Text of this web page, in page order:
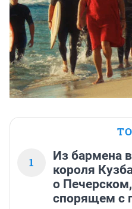
1
Из бармена
короля
о
спорящем с